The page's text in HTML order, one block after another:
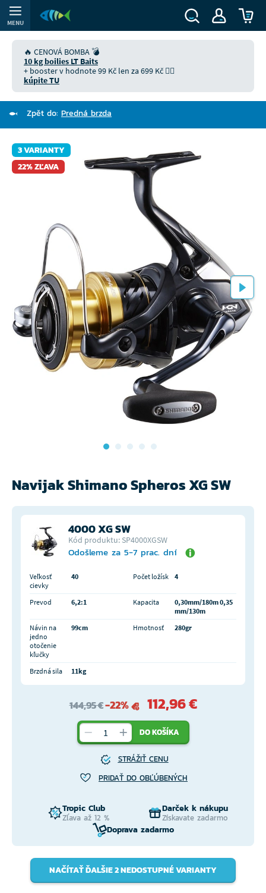
MENU
🔥 CENOVÁ BOMBA 💣
10 kg boilies LT Baits
+ booster v hodnote 99 Kč len za 699 Kč 👉🏻
kúpite TU
Zpět do: Predná brzda
3 VARIANTY
22% ZĽAVA
Navijak Shimano Spheros XG SW
4000 XG SW
Kód produktu: SP4000XGSW
Odošleme za 5-7 prac. dní
Veľkosť
cievky
40 Počet ložísk 4
Prevod 6,2:1 Kapacita
0,30mm/180m 0,35
mm/130m
Návin na
jedno
otočenie
kľučky
99cm Hmotnosť 280gr
Brzdná sila 11kg
144,95 €-22% 112,96 €
DO KOŠÍKA
STRÁŽIŤ CENU
PRIDAŤ DO OBĽÚBENÝCH
Tropic Club
Zľava až 12 %
Darček k nákupu
Získavate zadarmo
Doprava zadarmo
NAČÍTAŤ ĎALŠIE 2 NEDOSTUPNÉ VARIANTY